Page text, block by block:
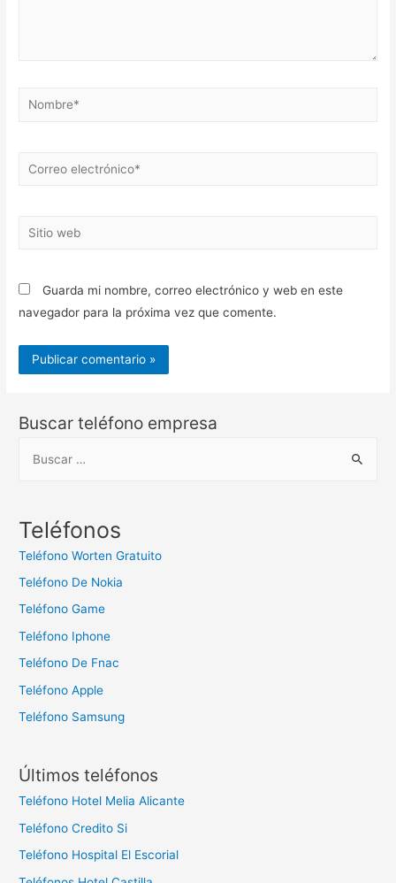
Nombre*
Correo
Sitio
Guarda mi nombre, correo electrónico y web en este
navegador para la próxima vez que comente.
Buscar teléfono empresa
c
:
Teléfonos
Teléfono Worten Gratuito
Teléfono De Nokia
Teléfono Game
Teléfono Iphone
Teléfono De Fnac
Teléfono Apple
Teléfono Samsung
Últimos teléfonos
Teléfono Hotel Melia Alicante
Teléfono Credito Si
Teléfono Hospital El Escorial